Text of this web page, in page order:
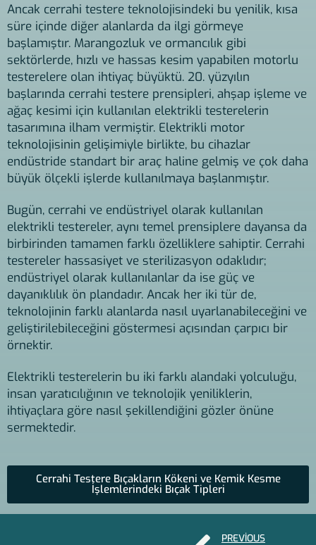
Ancak cerrahi testere teknolojisindeki bu yenilik, kısa
süre içinde diğer alanlarda da ilgi görmeye
başlamıştır. Marangozluk ve ormancılık gibi
sektörlerde, hızlı ve hassas kesim yapabilen motorlu
testerelere olan ihtiyaç büyüktü. 20. yüzyılın
başlarında cerrahi testere prensipleri, ahşap işleme ve
ağaç kesimi için kullanılan elektrikli testerelerin
tasarımına ilham vermiştir. Elektrikli motor
teknolojisinin gelişimiyle birlikte, bu cihazlar
endüstride standart bir araç haline gelmiş ve çok daha
büyük ölçekli işlerde kullanılmaya başlanmıştır.
Bugün, cerrahi ve endüstriyel olarak kullanılan
elektrikli testereler, aynı temel prensiplere dayansa da
birbirinden tamamen farklı özelliklere sahiptir. Cerrahi
testereler hassasiyet ve sterilizasyon odaklıdır;
endüstriyel olarak kullanılanlar da ise güç ve
dayanıklılık ön plandadır. Ancak her iki tür de,
teknolojinin farklı alanlarda nasıl uyarlanabileceğini ve
geliştirilebileceğini göstermesi açısından çarpıcı bir
örnektir.
Elektrikli testerelerin bu iki farklı alandaki yolculuğu,
insan yaratıcılığının ve teknolojik yeniliklerin,
ihtiyaçlara göre nasıl şekillendiğini gözler önüne
sermektedir.
Cerrahi Testere Bıçakların Kökeni ve Kemik Kesme
İşlemlerindeki Bıçak Tipleri
PREVIOUS